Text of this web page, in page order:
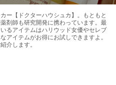
ー【ドクターハウシュカ】。もともと
剤師も研究開発に携わっています。最
るアイテムはハリウッド女優やセレブ
アイテムがお得にお試しできますよ。
介します。